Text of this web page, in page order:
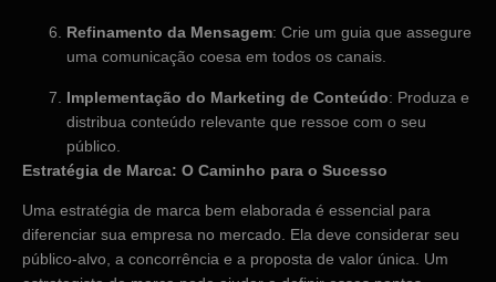
Refinamento da Mensagem: Crie um guia que assegure
uma comunicação coesa em todos os canais.
Implementação do Marketing de Conteúdo: Produza e
distribua conteúdo relevante que ressoe com o seu
público.
Estratégia de Marca: O Caminho para o Sucesso
Uma estratégia de marca bem elaborada é essencial para
diferenciar sua empresa no mercado. Ela deve considerar seu
público-alvo, a concorrência e a proposta de valor única. Um